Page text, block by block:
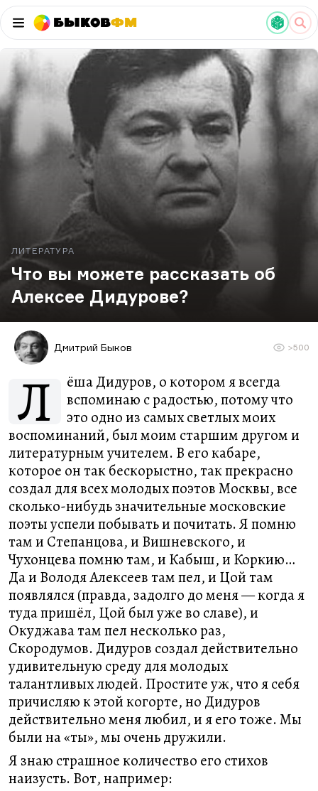
БыковФМ
ЛИТЕРАТУРА
Что вы можете рассказать об
Алексее Дидурове?
Дмитрий Быков >500
Л
ёша Дидуров, о котором я всегда
вспоминаю с радостью, потому что
это одно из самых светлых моих
воспоминаний, был моим старшим другом и
литературным учителем. В его кабаре,
которое он так бескорыстно, так прекрасно
создал для всех молодых поэтов Москвы, все
сколько-нибудь значительные московские
поэты успели побывать и почитать. Я помню
там и Степанцова, и Вишневского, и
Чухонцева помню там, и Кабыш, и Коркию…
Да и Володя Алексеев там пел, и Цой там
появлялся (правда, задолго до меня — когда я
туда пришёл, Цой был уже во славе), и
Окуджава там пел несколько раз,
Скородумов. Дидуров создал действительно
удивительную среду для молодых
талантливых людей. Простите уж, что я себя
причисляю к этой когорте, но Дидуров
действительно меня любил, и я его тоже. Мы
были на «ты», мы очень дружили.
Я знаю страшное количество его стихов
наизусть. Вот, например: